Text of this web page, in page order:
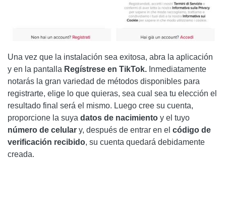
Una vez que la instalación sea exitosa, abra la aplicación
y en la pantalla Regístrese en TikTok. Inmediatamente
notarás la gran variedad de métodos disponibles para
registrarte, elige lo que quieras, sea cual sea tu elección el
resultado final será el mismo. Luego cree su cuenta,
proporcione la suya datos de nacimiento y el tuyo
número de celular y, después de entrar en el código de
verificación recibido, su cuenta quedará debidamente
creada.